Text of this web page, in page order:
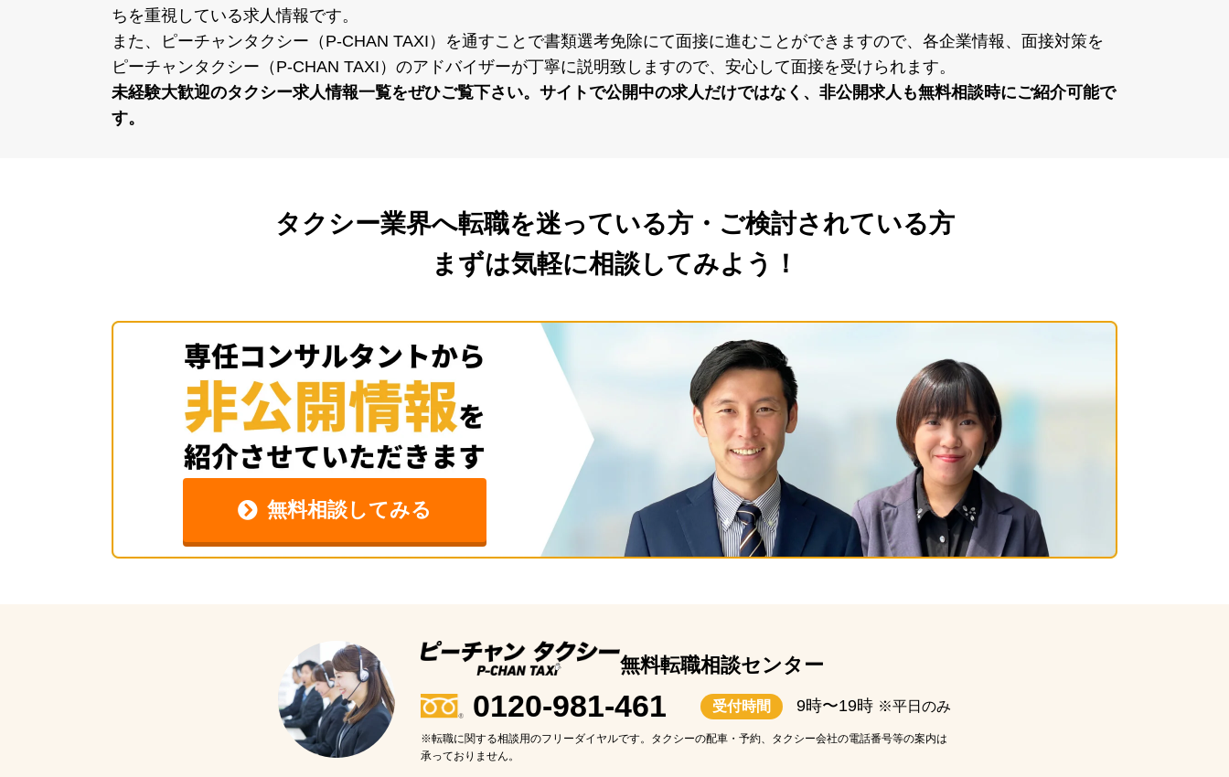
ちを重視している求⼈情報です。
また、ピーチャンタクシー（P-CHAN TAXI）を通すことで書類選考免除にて⾯接に進むことができますので、各企業情報、⾯接対策を
ピーチャンタクシー（P-CHAN TAXI）のアドバイザーが丁寧に説明致しますので、安⼼して⾯接を受けられます。
未経験⼤歓迎のタクシー求⼈情報⼀覧をぜひご覧下さい。サイトで公開中の求⼈だけではなく、⾮公開求⼈も無料相談時にご紹介可能で
す。
タクシー業界へ転職を迷っている方・ご検討されている方
まずは気軽に相談してみよう！
無料相談してみる
無料転職相談センター
0120-981-461 受付時間 9時〜19時 ※平日のみ
※転職に関する相談用のフリーダイヤルです。タクシーの配車・予約、タクシー会社の電話番号等の案内は
承っておりません。